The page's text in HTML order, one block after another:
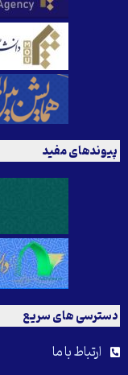
پیوندهای مفید
دسترسی های سریع
ارتباط با ما